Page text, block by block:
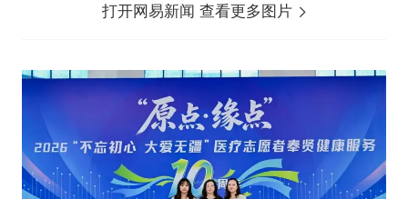
打开网易新闻 查看更多图片